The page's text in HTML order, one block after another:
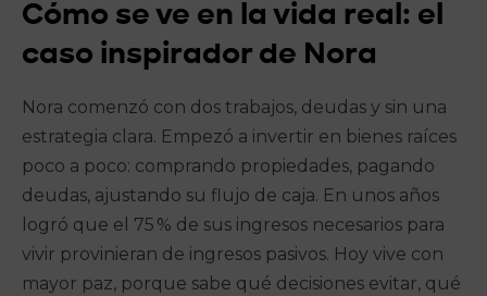
Cómo se ve en la vida real: el
caso inspirador de Nora
Nora comenzó con dos trabajos, deudas y sin una
estrategia clara. Empezó a invertir en bienes raíces
poco a poco: comprando propiedades, pagando
deudas, ajustando su flujo de caja. En unos años
logró que el 75 % de sus ingresos necesarios para
vivir provinieran de ingresos pasivos. Hoy vive con
mayor paz, porque sabe qué decisiones evitar, qué